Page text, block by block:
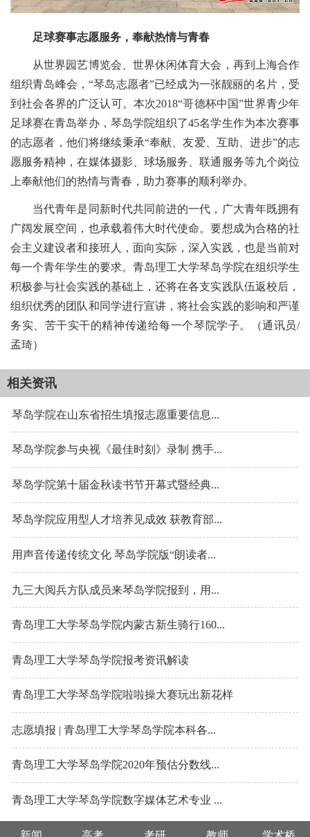
足球赛事志愿服务，奉献热情与青春
从世界园艺博览会、世界休闲体育大会，再到上海合作
组织青岛峰会，“琴岛志愿者”已经成为一张靓丽的名片，受
到社会各界的广泛认可。本次2018“哥德杯中国”世界青少年
足球赛在青岛举办，琴岛学院组织了45名学生作为本次赛事
的志愿者，他们将继续秉承“奉献、友爱、互助、进步”的志
愿服务精神，在媒体摄影、球场服务、联通服务等九个岗位
上奉献他们的热情与青春，助力赛事的顺利举办。
当代青年是同新时代共同前进的一代，广大青年既拥有
广阔发展空间，也承载着伟大时代使命。要想成为合格的社
会主义建设者和接班人，面向实际，深入实践，也是当前对
每一个青年学生的要求。青岛理工大学琴岛学院在组织学生
积极参与社会实践的基础上，还将在各支实践队伍返校后，
组织优秀的团队和同学进行宣讲，将社会实践的影响和严谨
务实、苦干实干的精神传递给每一个琴院学子。（通讯员/
孟琦）
相关资讯
琴岛学院在山东省招生填报志愿重要信息...
琴岛学院参与央视《最佳时刻》录制 携手...
琴岛学院第十届金秋读书节开幕式暨经典...
琴岛学院应用型人才培养见成效 获教育部...
用声音传递传统文化 琴岛学院版“朗读者...
九三大阅兵方队成员来琴岛学院报到，用...
青岛理工大学琴岛学院内蒙古新生骑行160...
青岛理工大学琴岛学院报考资讯解读
青岛理工大学琴岛学院啦啦操大赛玩出新花样
志愿填报 | 青岛理工大学琴岛学院本科各...
青岛理工大学琴岛学院2020年预估分数线...
青岛理工大学琴岛学院数字媒体艺术专业 ...